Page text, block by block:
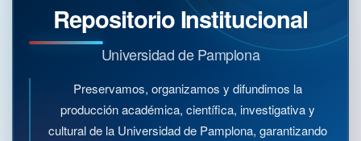
Repositorio Institucional
Universidad de Pamplona
Preservamos, organizamos y difundimos la
producción académica, científica, investigativa y
cultural de la Universidad de Pamplona, garantizando